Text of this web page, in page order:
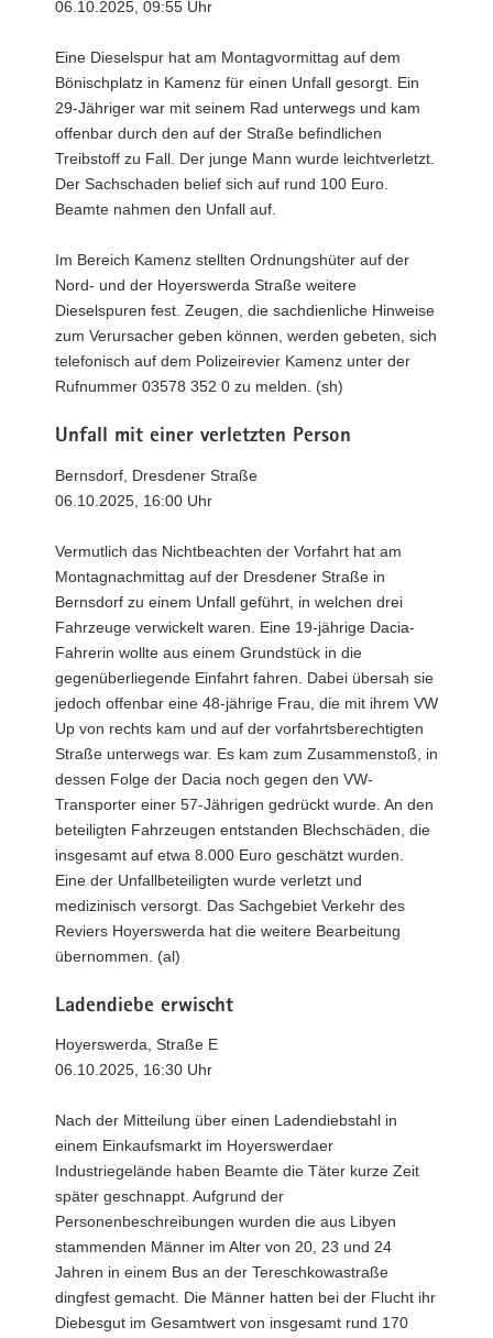
06.10.2025, 09:55 Uhr
Eine Dieselspur hat am Montagvormittag auf dem
Bönischplatz in Kamenz für einen Unfall gesorgt. Ein
29-Jähriger war mit seinem Rad unterwegs und kam
offenbar durch den auf der Straße befindlichen
Treibstoff zu Fall. Der junge Mann wurde leichtverletzt.
Der Sachschaden belief sich auf rund 100 Euro.
Beamte nahmen den Unfall auf.
Im Bereich Kamenz stellten Ordnungshüter auf der
Nord- und der Hoyerswerda Straße weitere
Dieselspuren fest. Zeugen, die sachdienliche Hinweise
zum Verursacher geben können, werden gebeten, sich
telefonisch auf dem Polizeirevier Kamenz unter der
Rufnummer 03578 352 0 zu melden. (sh)
Unfall mit einer verletzten Person
Bernsdorf, Dresdener Straße
06.10.2025, 16:00 Uhr
Vermutlich das Nichtbeachten der Vorfahrt hat am
Montagnachmittag auf der Dresdener Straße in
Bernsdorf zu einem Unfall geführt, in welchen drei
Fahrzeuge verwickelt waren. Eine 19-jährige Dacia-
Fahrerin wollte aus einem Grundstück in die
gegenüberliegende Einfahrt fahren. Dabei übersah sie
jedoch offenbar eine 48-jährige Frau, die mit ihrem VW
Up von rechts kam und auf der vorfahrtsberechtigten
Straße unterwegs war. Es kam zum Zusammenstoß, in
dessen Folge der Dacia noch gegen den VW-
Transporter einer 57-Jährigen gedrückt wurde. An den
beteiligten Fahrzeugen entstanden Blechschäden, die
insgesamt auf etwa 8.000 Euro geschätzt wurden.
Eine der Unfallbeteiligten wurde verletzt und
medizinisch versorgt. Das Sachgebiet Verkehr des
Reviers Hoyerswerda hat die weitere Bearbeitung
übernommen. (al)
Ladendiebe erwischt
Hoyerswerda, Straße E
06.10.2025, 16:30 Uhr
Nach der Mitteilung über einen Ladendiebstahl in
einem Einkaufsmarkt im Hoyerswerdaer
Industriegelände haben Beamte die Täter kurze Zeit
später geschnappt. Aufgrund der
Personenbeschreibungen wurden die aus Libyen
stammenden Männer im Alter von 20, 23 und 24
Jahren in einem Bus an der Tereschkowastraße
dingfest gemacht. Die Männer hatten bei der Flucht ihr
Diebesgut im Gesamtwert von insgesamt rund 170